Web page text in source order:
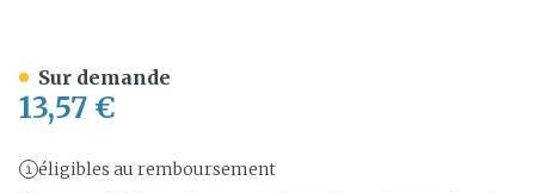
13,57 €
éligibles au remboursement
Sur demande